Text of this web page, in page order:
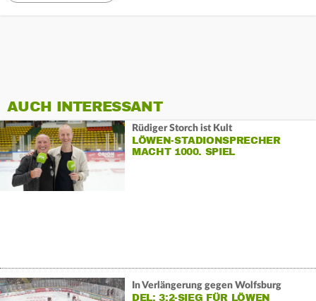
AUCH INTERESSANT
Rüdiger Storch ist Kult
LÖWEN-STADIONSPRECHER
MACHT 1000. SPIEL
In Verlängerung gegen Wolfsburg
DEL: 3:2-SIEG FÜR LÖWEN